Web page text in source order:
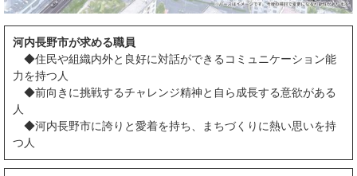
河内長野市が求める職員
◆住民や組織内外と良好に対話ができるコミュニケーション能
力を持つ人
◆前向きに挑戦するチャレンジ精神と自ら成長する意欲がある
人
◆河内長野市に誇りと愛着を持ち、まちづくりに熱い思いを持
つ人